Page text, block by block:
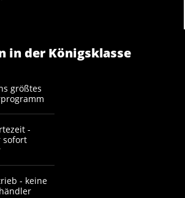
in der Königsklasse
größtes
-
sofort
- keine